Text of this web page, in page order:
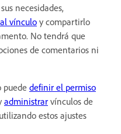
necesidades,
vínculo y compartirlo
No tendrá que
de comentarios ni
puede definir el permiso
administrar vínculos de
estos ajustes